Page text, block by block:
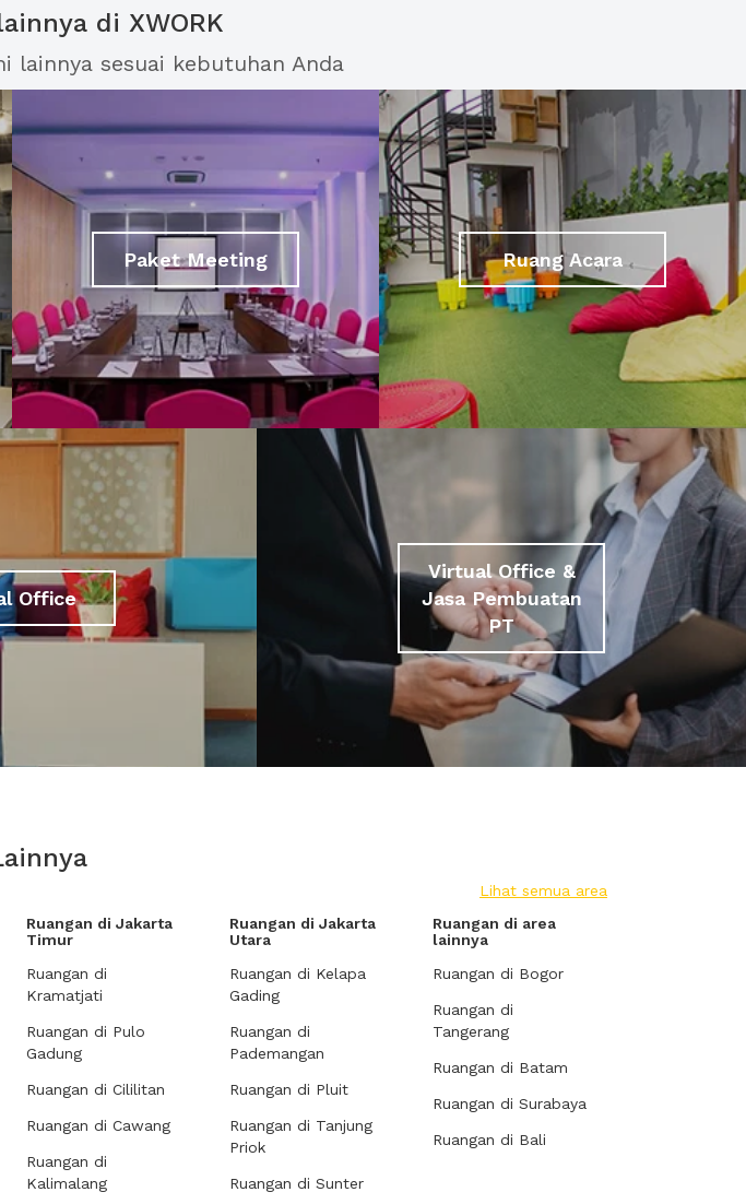
di XWORK
lainnya sesuai kebutuhan Anda
Paket Meeting Ruang Acara
Office
Virtual Office &
Jasa Pembuatan
PT
Lihat semua area
Ruangan di Jakarta
Timur
Ruangan di
Kramatjati
Ruangan di Pulo
Gadung
Ruangan di Cililitan
Ruangan di Cawang
Ruangan di
Kalimalang
Ruangan di Jakarta
Utara
Ruangan di Kelapa
Gading
Ruangan di
Pademangan
Ruangan di Pluit
Ruangan di Tanjung
Priok
Ruangan di Sunter
Ruangan di area
lainnya
Ruangan di Bogor
Ruangan di
Tangerang
Ruangan di Batam
Ruangan di Surabaya
Ruangan di Bali